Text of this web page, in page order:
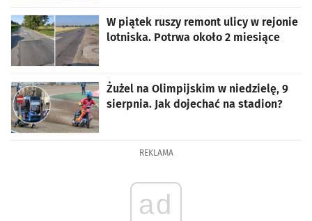
W piątek ruszy remont ulicy w rejonie
lotniska. Potrwa około 2 miesiące
Żużel na Olimpijskim w niedzielę, 9
sierpnia. Jak dojechać na stadion?
REKLAMA
ad